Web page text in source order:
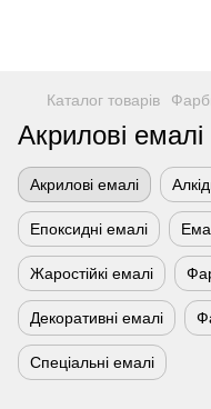
Каталог товарів
Акрилові емалі
Акрилові емалі
Епоксидні емалі
Жаростійкі емалі
Декоративні емалі
Спеціальні емалі